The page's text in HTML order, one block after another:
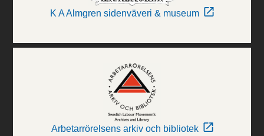
K A Almgren sidenväveri & museum
Arbetarrörelsens arkiv och bibliotek